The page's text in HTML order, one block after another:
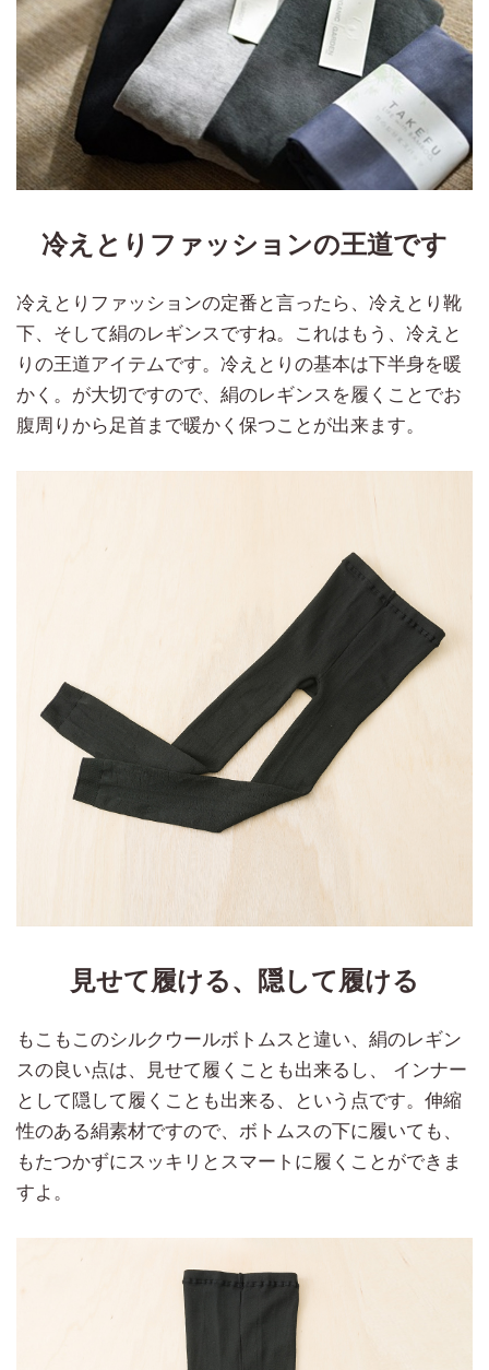
冷えとりファッションの王道です
冷えとりファッションの定番と言ったら、冷えとり靴
下、そして絹のレギンスですね。これはもう、冷えと
りの王道アイテムです。冷えとりの基本は下半身を暖
かく。が大切ですので、絹のレギンスを履くことでお
腹周りから足首まで暖かく保つことが出来ます。
見せて履ける、隠して履ける
もこもこのシルクウールボトムスと違い、絹のレギン
スの良い点は、見せて履くことも出来るし、 インナー
として隠して履くことも出来る、という点です。伸縮
性のある絹素材ですので、ボトムスの下に履いても、
もたつかずにスッキリとスマートに履くことができま
すよ。